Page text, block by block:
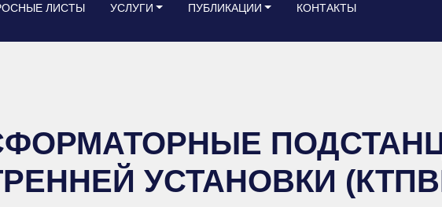
ЛИСТЫ УСЛУГИ ПУБЛИКАЦИИ КОНТАКТЫ
УСТАНОВКИ